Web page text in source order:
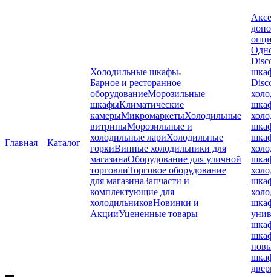
Главная—Каталог—
Холодильные шкафы
Барное и ресторанное
оборудованиеМорозильные
шкафыКлиматические
камерыМикромаркетыХолодильные
витриныМорозильные и
холодильные лариХолодильные
горкиВинные холодильники для
магазинаОборудование для уличной
торговлиТорговое оборудование
для магазинаЗапчасти и
комплектующие для
холодильниковНовинки и
АкцииУцененные товары
—